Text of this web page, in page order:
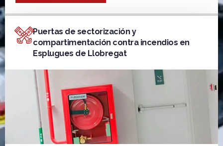
Puertas de sectorización y
compartimentación contra incendios en
Esplugues de Llobregat